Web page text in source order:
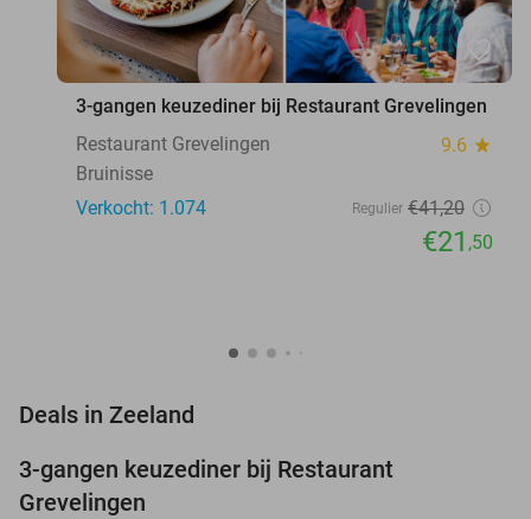
favorite_border
3-gangen keuzediner bij Restaurant Grevelingen
Restaurant Grevelingen
9.6 star
Bruinisse
Verkocht: 1.074
Regulier €41,20
€21 ,50
Deals in Zeeland
3-gangen keuzediner bij Restaurant
Grevelingen